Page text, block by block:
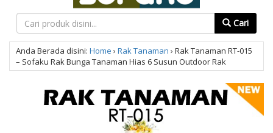
Cari
Anda Berada disini: Home › Rak Tanaman › Rak Tanaman RT-015
– Sofaku Rak Bunga Tanaman Hias 6 Susun Outdoor Rak